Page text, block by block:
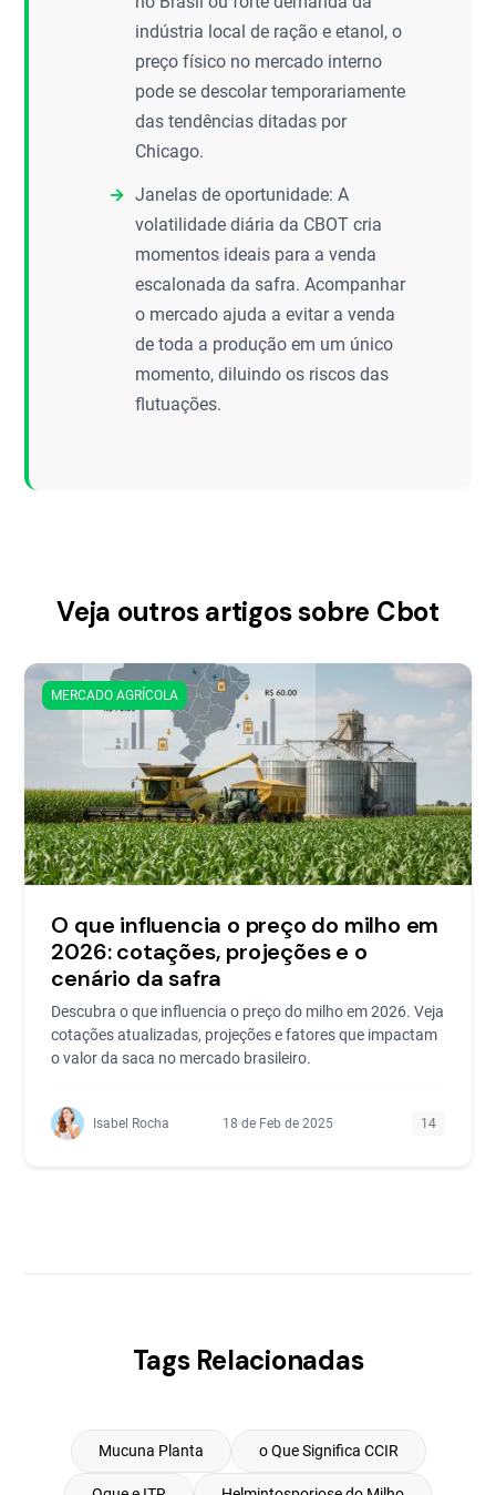
indústria local de ração e etanol, o
preço físico no mercado interno
pode se descolar temporariamente
das tendências ditadas por
Chicago.
Janelas de oportunidade: A
volatilidade diária da CBOT cria
momentos ideais para a venda
escalonada da safra. Acompanhar
o mercado ajuda a evitar a venda
de toda a produção em um único
momento, diluindo os riscos das
flutuações.
Veja outros artigos sobre Cbot
MERCADO AGRÍCOLA
O que influencia o preço do milho em
2026: cotações, projeções e o
cenário da safra
Descubra o que influencia o preço do milho em 2026. Veja
cotações atualizadas, projeções e fatores que impactam
o valor da saca no mercado brasileiro.
Isabel Rocha 18 de Feb de 2025 14
Tags Relacionadas
Mucuna Planta o Que Significa CCIR